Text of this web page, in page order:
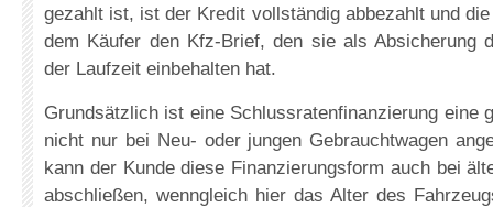
gezahlt ist, ist der Kredit vollständig abbezahlt und
dem Käufer den Kfz-Brief, den sie als Absicherung
der Laufzeit einbehalten hat.
Grundsätzlich ist eine Schlussratenfinanzierung eine
nicht nur bei Neu- oder jungen Gebrauchtwagen
kann der Kunde diese Finanzierungsform auch bei
abschließen, wenngleich hier das Alter des